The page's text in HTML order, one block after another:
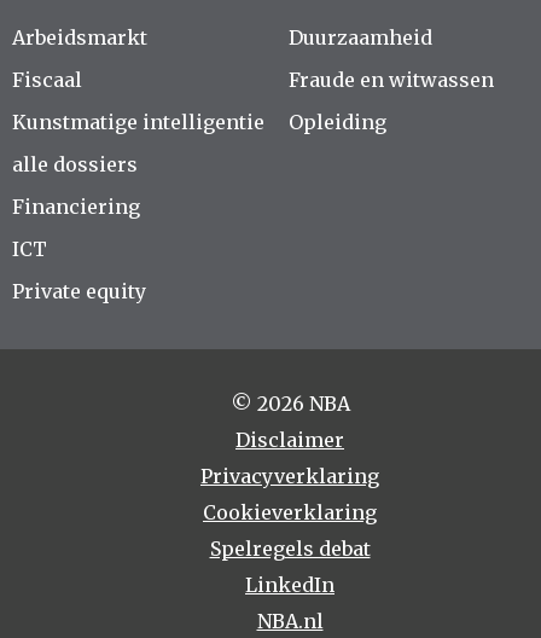
Arbeidsmarkt
Fiscaal
Kunstmatige intelligentie
alle dossiers
Duurzaamheid
Fraude en witwassen
Opleiding
Financiering
ICT
Private equity
© 2026 NBA
Disclaimer
Privacyverklaring
Cookieverklaring
Spelregels debat
LinkedIn
NBA.nl